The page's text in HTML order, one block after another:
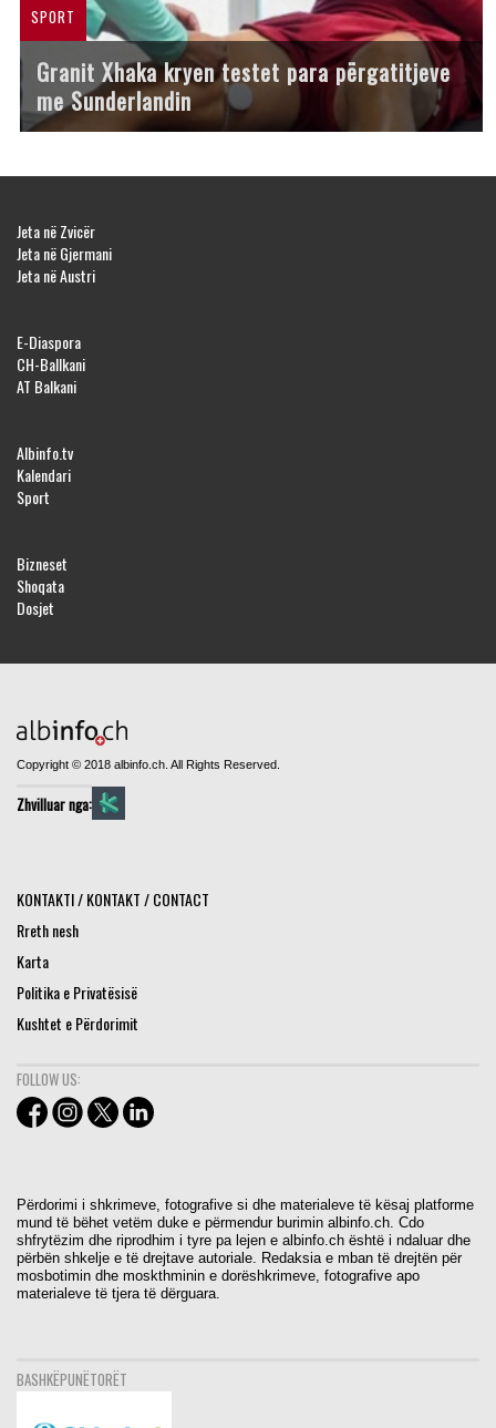
SPORT
Granit Xhaka kryen testet para përgatitjeve
me Sunderlandin
Jeta në Zvicër
Jeta në Gjermani
Jeta në Austri
E-Diaspora
CH-Ballkani
AT Balkani
Albinfo.tv
Kalendari
Sport
Bizneset
Shoqata
Dosjet
Copyright © 2018 albinfo.ch. All Rights Reserved.
Zhvilluar nga:
KONTAKTI / KONTAKT / CONTACT
Rreth nesh
Karta
Politika e Privatësisë
Kushtet e Përdorimit
FOLLOW US:
Përdorimi i shkrimeve, fotografive si dhe materialeve të kësaj platforme
mund të bëhet vetëm duke e përmendur burimin albinfo.ch. Cdo
shfrytëzim dhe riprodhim i tyre pa lejen e albinfo.ch është i ndaluar dhe
përbën shkelje e të drejtave autoriale. Redaksia e mban të drejtën për
mosbotimin dhe moskthminin e dorëshkrimeve, fotografive apo
materialeve të tjera të dërguara.
BASHKËPUNËTORËT